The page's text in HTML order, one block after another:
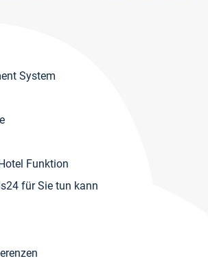
System
Funktion
für Sie tun kann